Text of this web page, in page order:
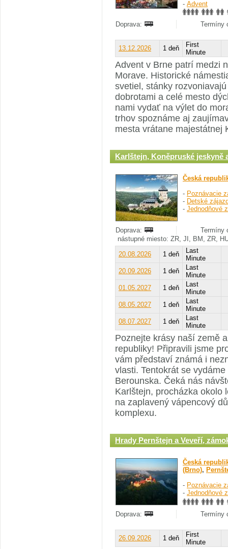
- Advent
Doprava: Termíny
13.12.2026 1 deň
First
Minute
Advent v Brne patrí medzi
Morave. Historické
svetiel, stánky
dobrotami a celé mesto
nami vydať na výlet do
trhov spoznáme aj
mesta vrátane majestátnej
Karlštejn, Koněpruské jeskyně
Česká
- Poznávacie
- Detské
- Jednodňové
Doprava:
Termíny
nástupné miesto: ZR, JI, BM, ZR,
20.08.2026
1 deň
Last
Minute
20.09.2026
1 deň
Last
Minute
01.05.2027
1 deň
Last
Minute
08.05.2027
1 deň
Last
Minute
08.07.2027
1 deň
Last
Minute
Poznejte krásy naší země
republiky! Připravili jsme
vám představí známá i
vlasti. Tentokrát se
Berounska. Čeká nás
Karlštejn, procházka okolo
na zaplavený vápencový
komplexu.
Hrady Pernštejn a Veveří,
Česká
(Brno),
- Poznávacie
- Jednodňové
Doprava: Termíny
26.09.2026 1 deň
First
Minute